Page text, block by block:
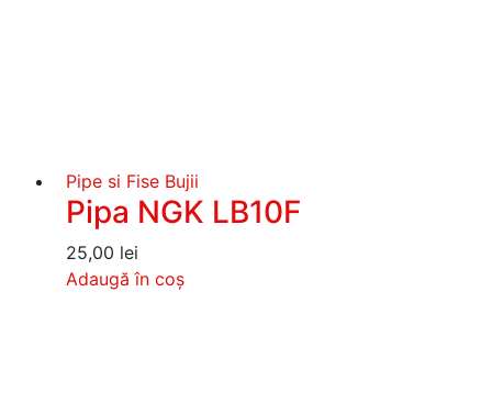
Pipe si Fise Bujii
Pipa NGK LB10F
25,00 lei
Adaugă în coș